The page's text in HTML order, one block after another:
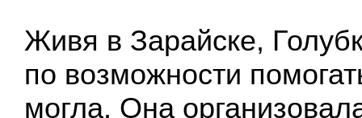
Живя в Зарайске,
по возможности
могла. Она